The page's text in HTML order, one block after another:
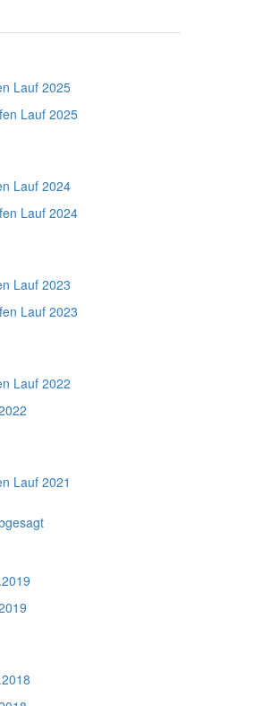
Lauf 2025
Lauf 2025
Lauf 2024
Lauf 2024
Lauf 2023
Lauf 2023
Lauf 2022
Lauf 2021